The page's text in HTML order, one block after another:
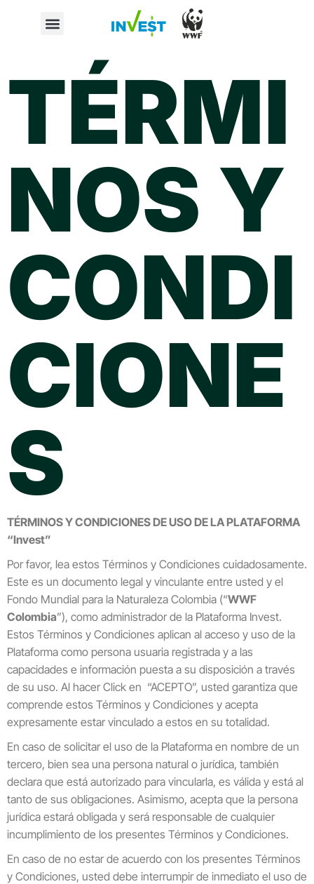
TÉRMI
NOS Y
CONDI
CIONE
S
TÉRMINOS Y CONDICIONES DE USO DE LA PLATAFORMA
“Invest”
Por favor, lea estos Términos y Condiciones cuidadosamente.
Este es un documento legal y vinculante entre usted y el
Fondo Mundial para la Naturaleza Colombia (“WWF
Colombia”), como administrador de la Plataforma Invest.
Estos Términos y Condiciones aplican al acceso y uso de la
Plataforma como persona usuaria registrada y a las
capacidades e información puesta a su disposición a través
de su uso. Al hacer Click en “ACEPTO”, usted garantiza que
comprende estos Términos y Condiciones y acepta
expresamente estar vinculado a estos en su totalidad.
En caso de solicitar el uso de la Plataforma en nombre de un
tercero, bien sea una persona natural o jurídica, también
declara que está autorizado para vincularla, es válida y está al
tanto de sus obligaciones. Asimismo, acepta que la persona
jurídica estará obligada y será responsable de cualquier
incumplimiento de los presentes Términos y Condiciones.
En caso de no estar de acuerdo con los presentes Términos
y Condiciones, usted debe interrumpir de inmediato el uso de